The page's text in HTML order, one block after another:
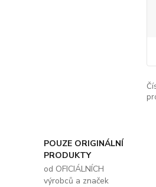
POUZE ORIGINÁLNÍ
PRODUKTY
od OFICIÁLNÍCH
výrobců a značek